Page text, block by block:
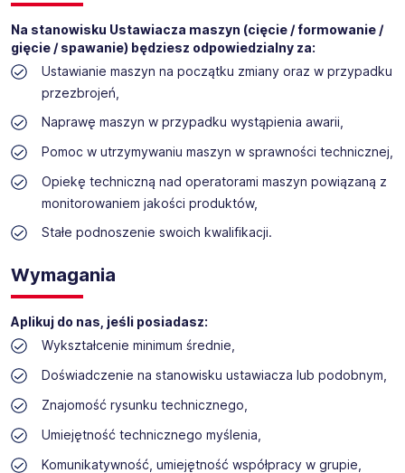
Na stanowisku Ustawiacza maszyn (cięcie / formowanie /
gięcie / spawanie) będziesz odpowiedzialny za:
Ustawianie maszyn na początku zmiany oraz w przypadku
przezbrojeń,
Naprawę maszyn w przypadku wystąpienia awarii,
Pomoc w utrzymywaniu maszyn w sprawności technicznej,
Opiekę techniczną nad operatorami maszyn powiązaną z
monitorowaniem jakości produktów,
Stałe podnoszenie swoich kwalifikacji.
Wymagania
Aplikuj do nas, jeśli posiadasz:
Wykształcenie minimum średnie,
Doświadczenie na stanowisku ustawiacza lub podobnym,
Znajomość rysunku technicznego,
Umiejętność technicznego myślenia,
Komunikatywność, umiejętność współpracy w grupie,